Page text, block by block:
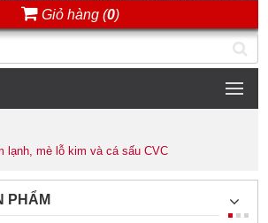
Giỏ hàng (0)
lạnh, mè lỗ kim và cá sấu CVC
PHẨM